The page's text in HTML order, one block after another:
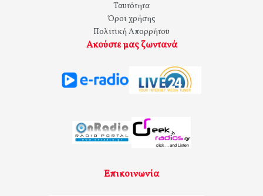
Ταυτότητα
Όροι χρήσης
Πολιτική Απορρήτου
Ακούστε μας ζωντανά
Επικοινωνία